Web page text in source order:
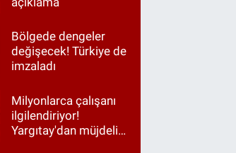
Bölgede dengeler
değişecek! Türkiye de
imzaladı
Milyonlarca çalışanı
ilgilendiriyor!
Yargıtay'dan müjdeli